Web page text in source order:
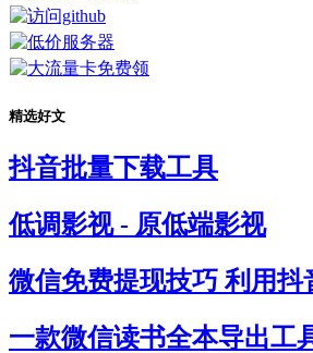
精选好文
抖音批量下载工具
低调影视 - 原低端影视
微信免费提现技巧 利用抖
一款微信读书全本导出工